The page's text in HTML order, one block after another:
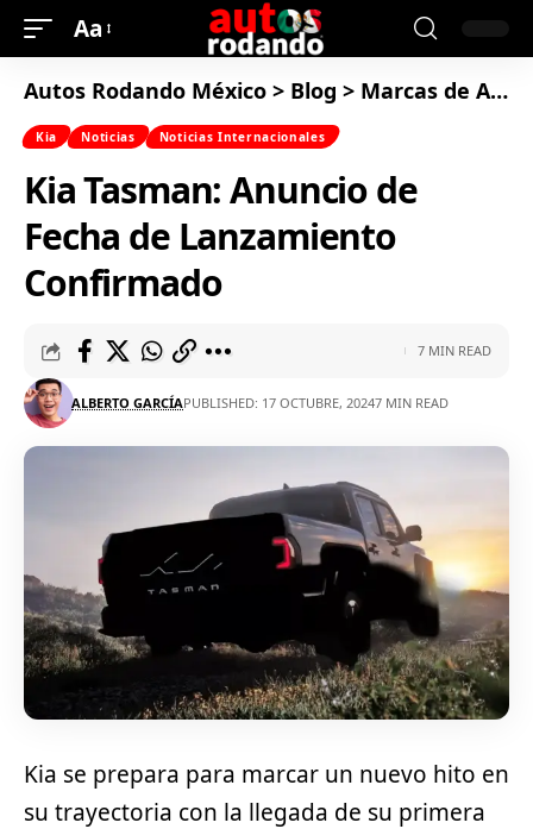
Aa
Autos Rodando México > Blog > Marcas de Autos
Kia Noticias Noticias Internacionales
Kia Tasman: Anuncio de
Fecha de Lanzamiento
Confirmado
ALBERTO GARCÍAPUBLISHED: 17 OCTUBRE, 20247 MIN READ
7 MIN READ
Kia se prepara para marcar un nuevo hito en
su trayectoria con la llegada de su primera